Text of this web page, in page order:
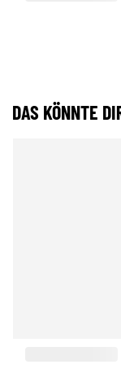
DAS KÖNNTE